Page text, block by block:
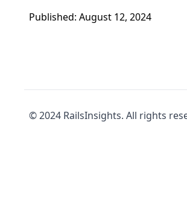
Published: August 12, 2024
© 2024 RailsInsights. All rights